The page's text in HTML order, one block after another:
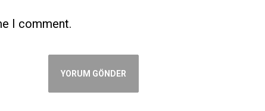
I comment.